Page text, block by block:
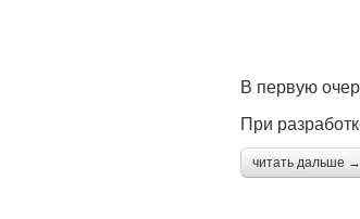
В первую
При
читать дальше →